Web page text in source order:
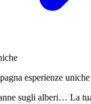
esperienze uniche
sugli alberi… La